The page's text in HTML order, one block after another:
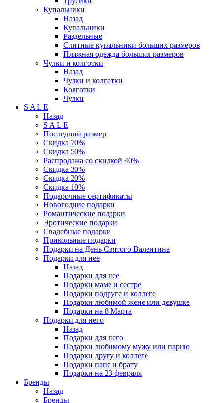
Купальники
Назад
Купальники
Раздельные
Слитные купальники больших размеров
Пляжная одежда больших размеров
Чулки и колготки
Назад
Чулки и колготки
Колготки
Чулки
S A L E
Назад
S A L E
Последний размер
Скидка 70%
Скидка 50%
Распродажа со скидкой 40%
Скидка 30%
Скидка 20%
Скидка 10%
Подарочные сертификаты
Новогодние подарки
Романтические подарки
Эротические подарки
Свадебные подарки
Прикольные подарки
Подарки на День Святого Валентина
Подарки для нее
Назад
Подарки для нее
Подарки маме и сестре
Подарки подруге и коллеге
Подарки любимой жене или девушке
Подарки на 8 Марта
Подарки для него
Назад
Подарки для него
Подарки любимому мужу или парню
Подарки другу и коллеге
Подарки папе и брату
Подарки на 23 февраля
Бренды
Назад
Бренды